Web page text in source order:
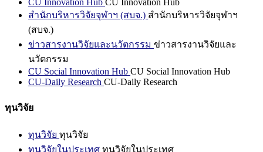
CU Innovation Hub CU Innovation Hub
สำนักบริหารวิจัยจุฬาฯ (สบจ.) สำนักบริหารวิจัยจุฬาฯ
(สบจ.)
ข่าวสารงานวิจัยและนวัตกรรม ข่าวสารงานวิจัยและ
นวัตกรรม
CU Social Innovation Hub CU Social Innovation Hub
CU-Daily Research CU-Daily Research
ทุนวิจัย
ทุนวิจัย ทุนวิจัย
ทุนวิจัยในประเทศ ทุนวิจัยในประเทศ